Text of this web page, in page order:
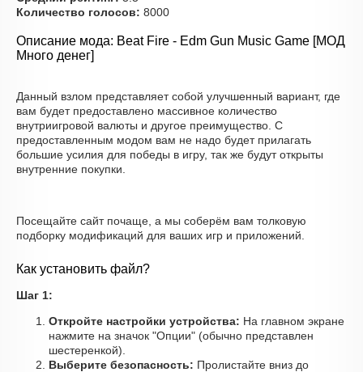
Количество голосов: 8000
Описание мода: Beat Fire - Edm Gun Music Game [МОД
Много денег]
Данный взлом представляет собой улучшенный вариант, где
вам будет предоставлено массивное количество
внутриигровой валюты и другое преимущество. С
предоставленным модом вам не надо будет прилагать
большие усилия для победы в игру, так же будут открыты
внутренние покупки.
Посещайте сайт почаще, а мы соберём вам толковую
подборку модификаций для ваших игр и приложений.
Как установить файл?
Шаг 1:
Откройте настройки устройства: На главном экране
нажмите на значок "Опции" (обычно представлен
шестеренкой).
Выберите безопасность: Пролистайте вниз до